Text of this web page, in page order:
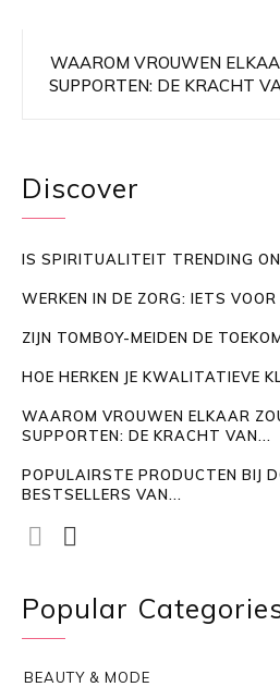
WAAROM VROUWEN
SUPPORTEN: DE KRACHT
Discover
IS SPIRITUALITEIT TRENDING
WERKEN IN DE ZORG: IETS VOOR
ZIJN TOMBOY-MEIDEN DE
HOE HERKEN JE KWALITATIEVE
WAAROM VROUWEN ELKAAR
SUPPORTEN: DE KRACHT VAN...
POPULAIRSTE PRODUCTEN BIJ
BESTSELLERS VAN...
Popular
BEAUTY & MODE